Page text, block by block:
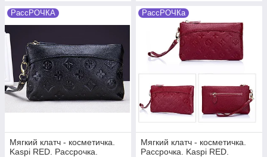
РассРОЧКА
Мягкий клатч - косметичка.
Kaspi RED. Рассрочка.
РассРОЧКа
Мягкий клатч - косметичка.
Рассрочка. Kaspi RED.